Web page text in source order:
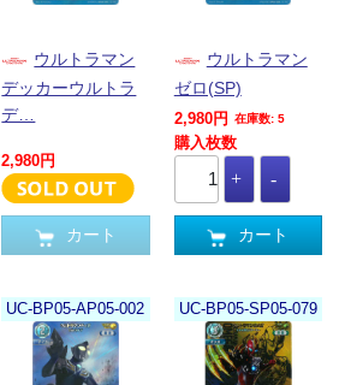
ウルトラマン
デッカーウルトラ
デ…
2,980円
カート
ウルトラマン
ゼロ(SP)
2,980円 在庫数: 5
購入枚数
カート
UC-BP05-AP05-002 UC-BP05-SP05-079